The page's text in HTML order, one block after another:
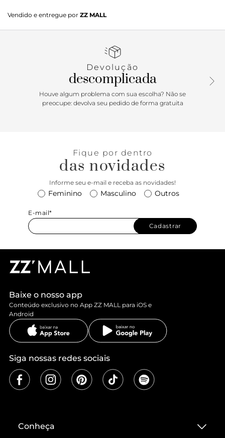
musa da nossa campanha vem para aquecer nossos
corações com seu sorriso iluminado. Com vocês, Juliette
branca em tamanho pequeno. Possui alça longa transversal
puxador em barbicacho e aplicação metalizada com o
nome da marca na capa frontal.
Porque Apostar
interessante no modelo, que pode ser usado do office ao
happy hour. Prática e versátil, é perfeita para acompanhar
Vendido e entregue por ZZ MALL
Devolução
descomplicada
Houve algum problema com sua escolha? Não se
preocupe: devolva seu pedido de forma gratuita
Fique por dentro
das novidades
Informe seu e-mail e receba as novidades!
Feminino Masculino Outros
E-mail*
Cadastrar
Baixe o nosso app
Conteúdo exclusivo no App ZZ MALL para iOS e
Android
Siga nossas redes sociais
Conheça